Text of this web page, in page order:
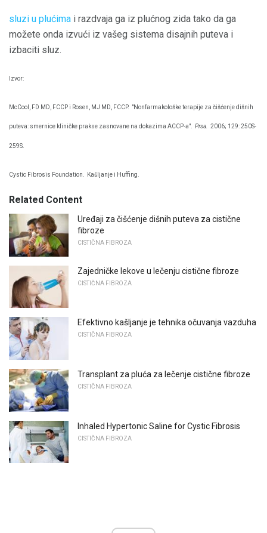
sluzi u plućima i razdvaja ga iz plućnog zida tako da ga
možete onda izvući iz vašeg sistema disajnih puteva i
izbaciti sluz.
Izvor:
McCool, FD MD, FCCP i Rosen, MJ MD, FCCP. "Nonfarmakološke terapije za čišćenje dišnih
puteva: smernice kliničke prakse zasnovane na dokazima ACCP-a". Prsa. 2006; 129: 250S-
259S.
Cystic Fibrosis Foundation. Kašljanje i Huffing.
Related Content
Uređaji za čišćenje dišnih puteva za cistične
fibroze
CISTIČNA FIBROZA
Zajedničke lekove u lečenju cistične fibroze
CISTIČNA FIBROZA
Efektivno kašljanje je tehnika očuvanja vazduha
CISTIČNA FIBROZA
Transplant za pluća za lečenje cistične fibroze
CISTIČNA FIBROZA
Inhaled Hypertonic Saline for Cystic Fibrosis
CISTIČNA FIBROZA